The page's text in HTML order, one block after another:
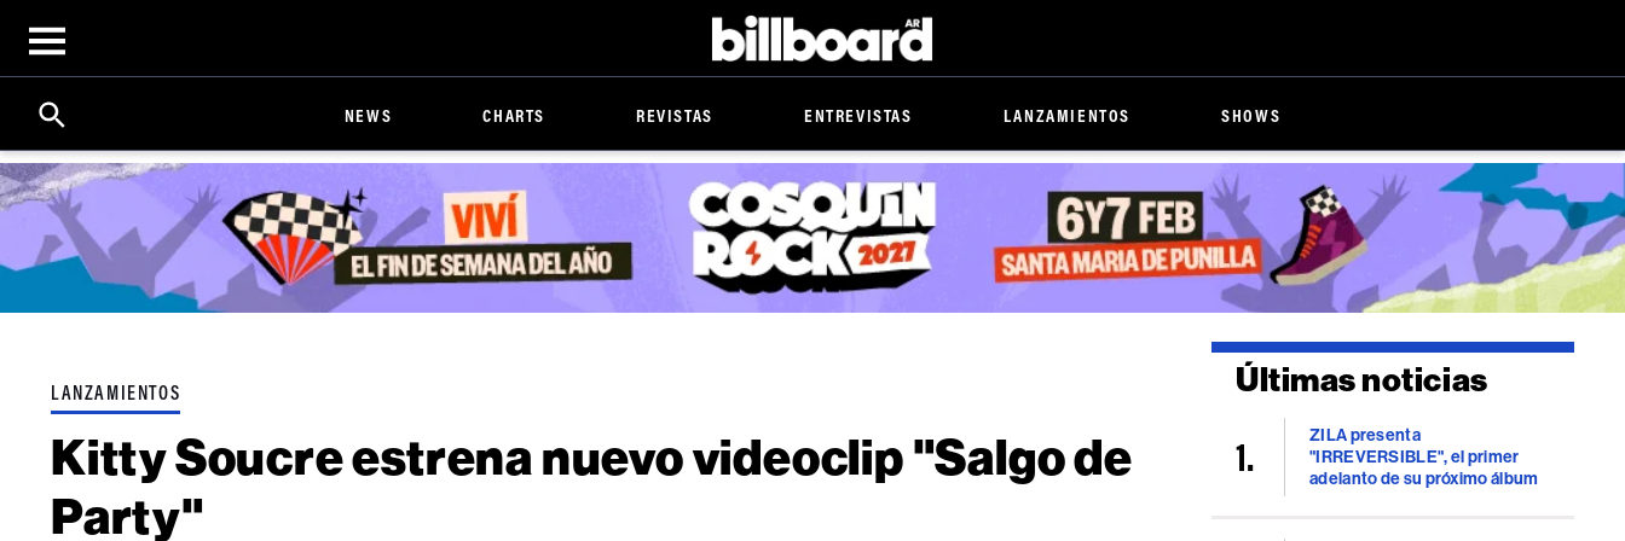
Open
menu
Billboard
Search
Click
Expand
Search
Input
NEWS CHARTS REVISTAS ENTREVISTAS LANZAMIENTOS SHOWS
LANZAMIENTOS
Kitty Soucre estrena nuevo videoclip "Salgo de
Party"
Últimas noticias
ZILA presenta
"IRREVERSIBLE", el primer
adelanto de su próximo álbum